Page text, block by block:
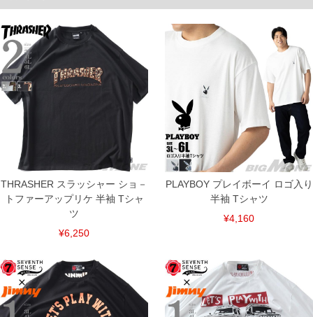
THRASHER スラッシャー ショ－
トファーアップリケ 半袖 Tシャ
ツ
¥6,250
PLAYBOY プレイボーイ ロゴ入り
半袖 Tシャツ
¥4,160